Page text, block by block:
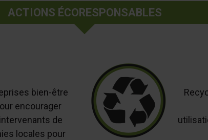
ACTIONS ÉCORESPONSABLES
bien-être
encourager
de
locales pour